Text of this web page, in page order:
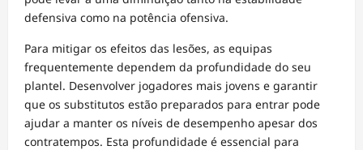
defensiva como na potência ofensiva.
Para mitigar os efeitos das lesões, as equipas
frequentemente dependem da profundidade do seu
plantel. Desenvolver jogadores mais jovens e garantir
que os substitutos estão preparados para entrar pode
ajudar a manter os níveis de desempenho apesar dos
contratempos. Esta profundidade é essencial para